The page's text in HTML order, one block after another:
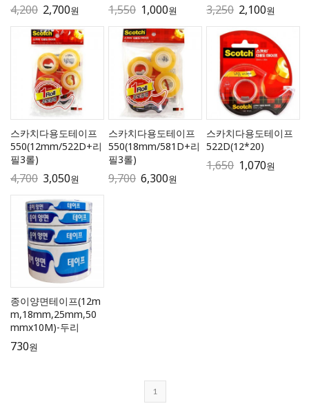
4,200 2,700원 1,550 1,000원 3,250 2,100원
스카치다용도테이프
550(12mm/522D+리
필3롤)
4,700 3,050원
스카치다용도테이프
550(18mm/581D+리
필3롤)
9,700 6,300원
스카치다용도테이프
522D(12*20)
1,650 1,070원
종이양면테이프(12m
m,18mm,25mm,50
mmx10M)-두리
730원
1